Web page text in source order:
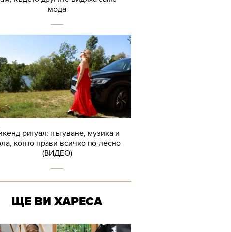
мода
ритуал: пътуване, музика и
която прави всичко по-лесно
(ВИДЕО)
ЩЕ ВИ ХАРЕСА